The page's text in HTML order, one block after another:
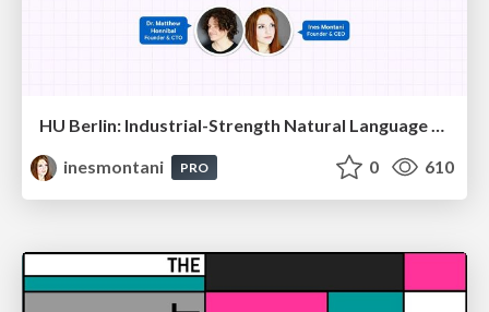
inesmontani
PRO 0 610